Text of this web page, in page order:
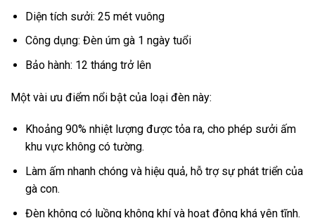
Diện tích sưởi: 25 mét vuông
Công dụng: Đèn úm gà 1 ngày tuổi
Bảo hành: 12 tháng trở lên
Một vài ưu điểm nổi bật của loại đèn này:
Khoảng 90% nhiệt lượng được tỏa ra, cho phép sưởi ấm
khu vực không có tường.
Làm ấm nhanh chóng và hiệu quả, hỗ trợ sự phát triển của
gà con.
Đèn không có luồng không khí và hoạt động khá yên tĩnh.